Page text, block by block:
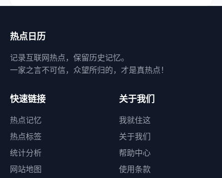
热点日历
记录互联网热点，保留历史记忆。
一家之言不可信，众望所归的，才是真热点！
快速链接
热点记忆
热点标签
统计分析
网站地图
关于我们
我就住这
关于我们
帮助中心
使用条款